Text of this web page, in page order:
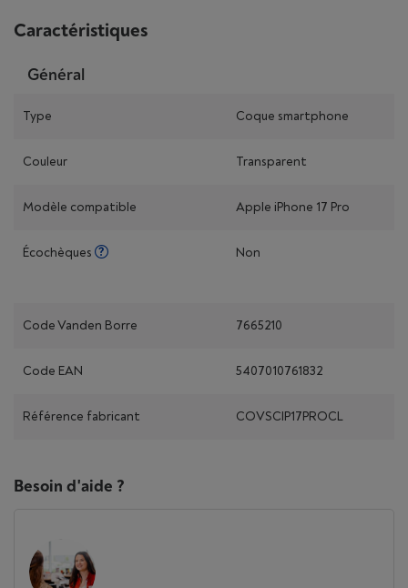
Caractéristiques
Général
Type Coque smartphone
Couleur Transparent
Modèle compatible Apple iPhone 17 Pro
Écochèques Non
Code Vanden Borre 7665210
Code EAN 5407010761832
Référence fabricant COVSCIP17PROCL
Besoin d'aide ?